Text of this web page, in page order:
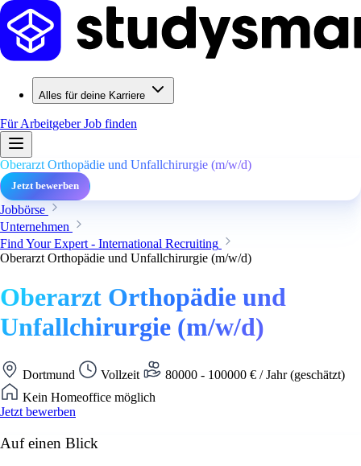
Alles für deine Karriere
Für ArbeitgeberJob finden
Oberarzt Orthopädie und Unfallchirurgie (m/w/d)
Jetzt bewerben
Jobbörse
Unternehmen
Find Your Expert - International Recruiting
Oberarzt Orthopädie und Unfallchirurgie (m/w/d)
Oberarzt Orthopädie und
Unfallchirurgie (m/w/d)
Dortmund Vollzeit
80000 - 100000 € / Jahr (geschätzt)
Kein Homeoffice möglich
Jetzt bewerben
Auf einen Blick